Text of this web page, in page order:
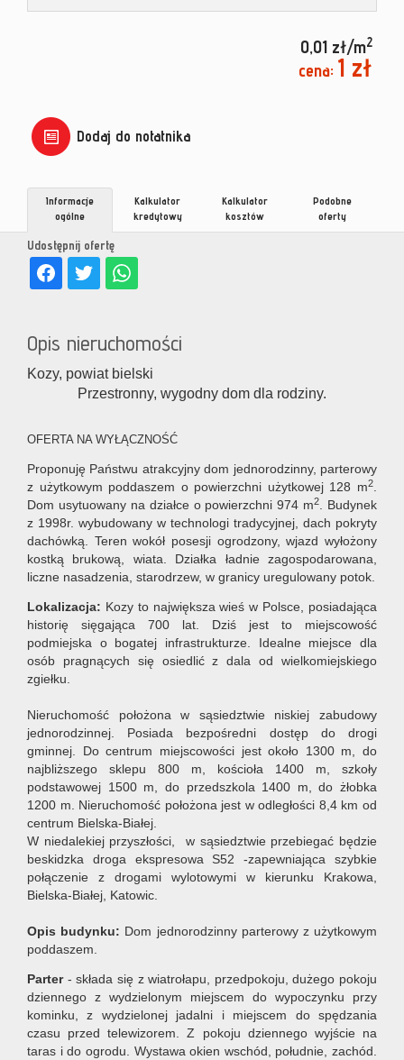
0,01 zł/m2
cena: 1 zł
Dodaj do notatnika
Udostępnij ofertę
Informacje
ogólne
Kalkulator
kredytowy
Kalkulator
kosztów
Podobne
oferty
Opis nieruchomości
Kozy, powiat bielski
Przestronny, wygodny dom dla rodziny.
OFERTA NA WYŁĄCZNOŚĆ
Proponuję Państwu atrakcyjny dom jednorodzinny, parterowy
z użytkowym poddaszem o powierzchni użytkowej 128 m2.
Dom usytuowany na działce o powierzchni 974 m2. Budynek
z 1998r. wybudowany w technologi tradycyjnej, dach pokryty
dachówką. Teren wokół posesji ogrodzony, wjazd wyłożony
kostką brukową, wiata. Działka ładnie zagospodarowana,
liczne nasadzenia, starodrzew, w granicy uregulowany potok.
Lokalizacja: Kozy to największa wieś w Polsce, posiadająca
historię sięgająca 700 lat. Dziś jest to miejscowość
podmiejska o bogatej infrastrukturze. Idealne miejsce dla
osób pragnących się osiedlić z dala od wielkomiejskiego
zgiełku.
Nieruchomość położona w sąsiedztwie niskiej zabudowy
jednorodzinnej. Posiada bezpośredni dostęp do drogi
gminnej. Do centrum miejscowości jest około 1300 m, do
najbliższego sklepu 800 m, kościoła 1400 m, szkoły
podstawowej 1500 m, do przedszkola 1400 m, do żłobka
1200 m. Nieruchomość położona jest w odległości 8,4 km od
centrum Bielska-Białej.
W niedalekiej przyszłości, w sąsiedztwie przebiegać będzie
beskidzka droga ekspresowa S52 -zapewniająca szybkie
połączenie z drogami wylotowymi w kierunku Krakowa,
Bielska-Białej, Katowic.
Opis budynku: Dom jednorodzinny parterowy z użytkowym
poddaszem.
Parter- składa się z wiatrołapu, przedpokoju, dużego pokoju
dziennego z wydzielonym miejscem do wypoczynku przy
kominku, z wydzielonej jadalni i miejscem do spędzania
czasu przed telewizorem. Z pokoju dziennego wyjście na
taras i do ogrodu. Wystawa okien wschód, południe, zachód.